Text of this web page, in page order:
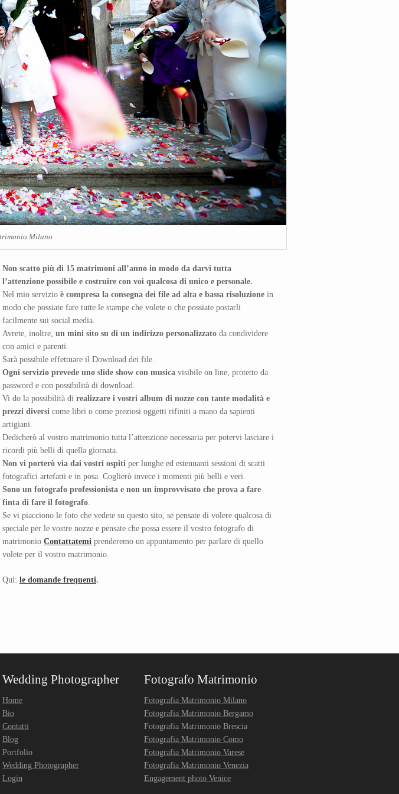
Milano
Non scatto più di 15 matrimoni all’anno in modo da darvi tutta
l’attenzione possibile e costruire con voi qualcosa di unico e personale.
Nel mio servizio è compresa la consegna dei file ad alta e bassa risoluzionein
modo che possiate fare tutte le stampe che volete o che possiate postarli
facilmente sui social media.
Avrete, inoltre, un mini sito su di un indirizzo personalizzatoda condividere
con amici e parenti.
Sarà possibile effettuare il Download dei file.
Ogni servizio prevede uno slide show con musica visibile on line, protetto da
password e con possibilità di download.
Vi do la possibilità di realizzare i vostri album di nozze con tante modalità e
prezzi diversi come libri o come preziosi oggetti rifiniti a mano da sapienti
artigiani.
Dedicherò al vostro matrimonio tutta l’attenzione necessaria per potervi lasciare i
ricordi più belli di quella giornata.
Non vi porterò via dai vostri ospiti per lunghe ed estenuanti sessioni di scatti
fotografici artefatti e in posa. Coglierò invece i momenti più belli e veri.
Sono un fotografo professionista e non un improvvisato che prova a fare
finta di fare il fotografo.
Se vi piacciono le foto che vedete su questo sito, se pensate di volere qualcosa di
speciale per le vostre nozze e pensate che possa essere il vostro fotografo di
matrimonio Contattatemi prenderemo un appuntamento per parlare di quello
volete per il vostro matrimonio.
Qui: le domande frequenti.
Wedding Photographer
Home
Bio
Contatti
Blog
Portfolio
Wedding Photographer
Login
Fotografo Matrimonio
Fotografia Matrimonio Milano
Fotografia Matrimonio Bergamo
Fotografia Matrimonio Brescia
Fotografia Matrimonio Como
Fotografia Matrimonio Varese
Fotografia Matrimonio Venezia
Engagement photo Venice